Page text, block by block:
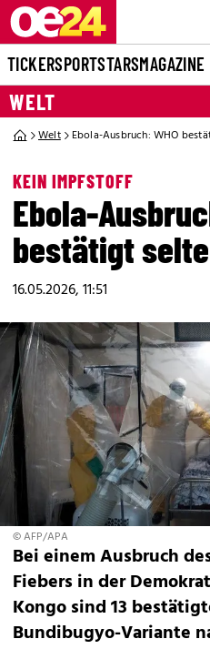
TICKERSPORTSTARSMAGAZINE
WELT
Welt Ebola-Ausbruch: WHO
KEIN IMPFSTOFF
Ebola-
bestätigt
16.05.2026, 11:51
© AFP/APA
Bei einem Ausbruch
Fiebers in der
Kongo sind 13
Bundibugyo-Variante